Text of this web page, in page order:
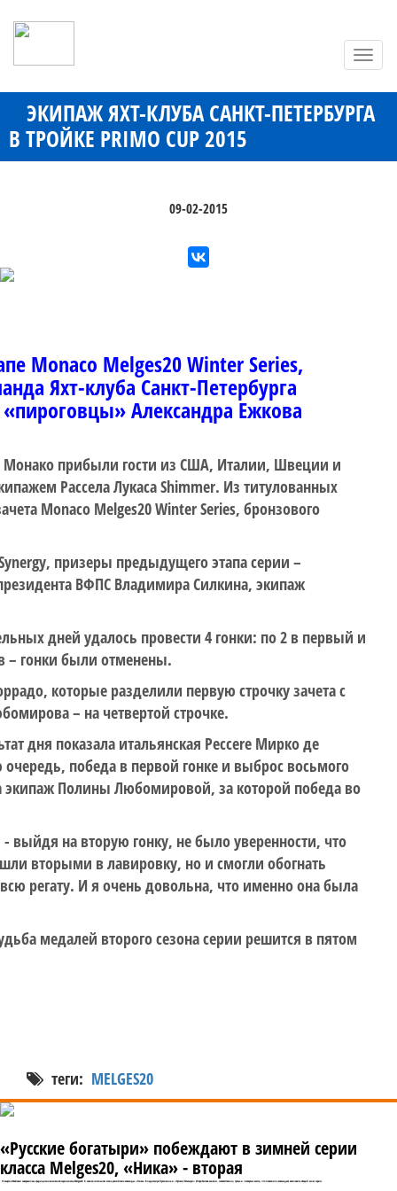
ЭКИПАЖ ЯХТ-КЛУБА САНКТ-ПЕТЕРБУРГА
В ТРОЙКЕ PRIMO CUP 2015
09-02-2015
Monaco Melges20 Winter Series,
Яхт-клуба Санкт-Петербурга
Александра Ежкова
Монако прибыли гости из США, Италии, Швеции и
Рассела Лукаса Shimmer. Из титулованных
Monaco Melges20 Winter Series, бронзового
призеры предыдущего этапа серии –
ВФПС Владимира Силкина, экипаж
дней удалось провести 4 гонки: по 2 в первый и
– гонки были отменены.
которые разделили первую строчку зачета с
– на четвертой строчке.
дня показала итальянская Peccere Мирко де
победа в первой гонке и выброс восьмого
экипаж Полины Любомировой, за которой победа во
на вторую гонку, не было уверенности, что
вторыми в лавировку, но и смогли обогнать
регату. И я очень довольна, что именно она была
медалей второго сезона серии решится в пятом
теги: MELGES20
«Русские богатыри» побеждают в зимней серии
класса Melges20, «Ника» - вторая
15 марта в Майами завершилась традиционная зимняя серия класса Melges20. В заключительном этапе российские команды «Ника» Владимира Просихина и «Русские богатыри» Игоря Рытова заняли, соответственно, третье и четвертые места, что позволило командам возглавить общий зачет серии.